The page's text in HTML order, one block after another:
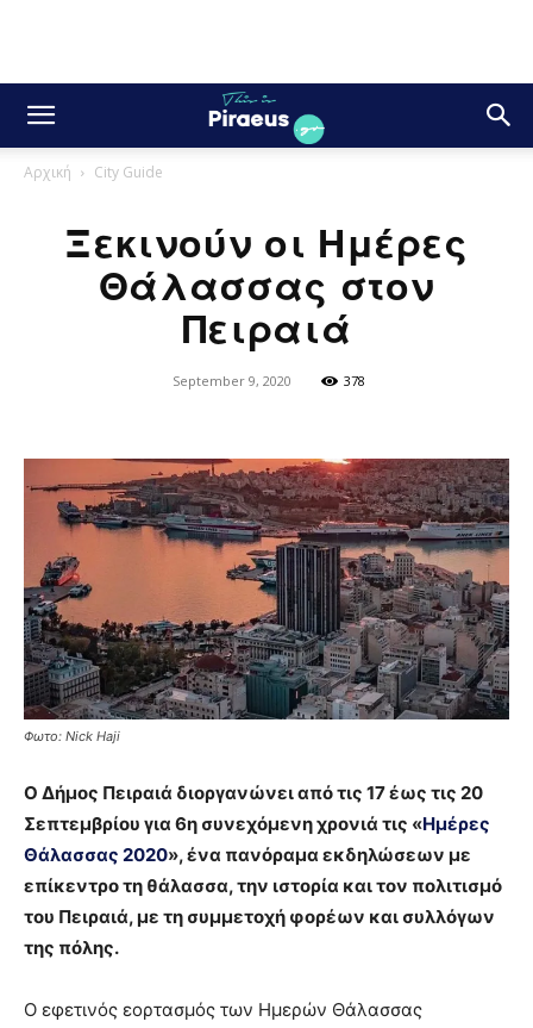
Αρχική City Guide
Ξεκινούν οι Ημέρες
Θάλασσας στον
Πειραιά
September 9, 2020 378
Φωτο: Nick Haji
Ο Δήμος Πειραιά διοργανώνει από τις 17 έως τις 20
Σεπτεμβρίου για 6η συνεχόμενη χρονιά τις «Ημέρες
Θάλασσας 2020», ένα πανόραμα εκδηλώσεων με
επίκεντρο τη θάλασσα, την ιστορία και τον πολιτισμό
του Πειραιά, με τη συμμετοχή φορέων και συλλόγων
της πόλης.
Ο εφετινός εορτασμός των Ημερών Θάλασσας